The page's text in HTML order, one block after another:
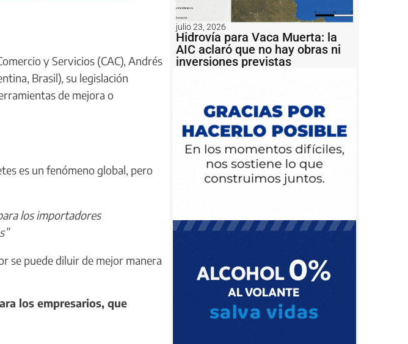
y Servicios (CAC), Andrés
Brasil), su legislación
de mejora o
es un fenómeno global, pero
los importadores
se puede diluir de mejor manera
los empresarios, que
julio 23, 2026
Hidrovía para Vaca Muerta: la
AIC aclaró que no hay obras ni
inversiones previstas